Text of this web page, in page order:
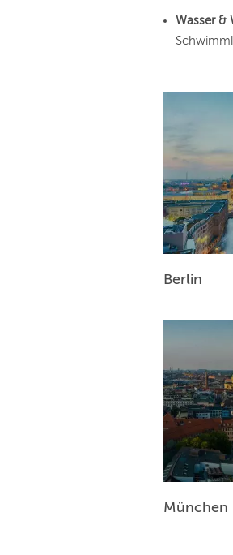
Wasser &
Berlin
München